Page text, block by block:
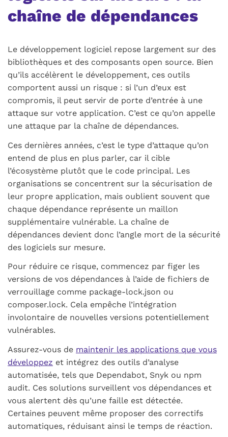
chaîne de dépendances
Le développement logiciel repose largement sur des
bibliothèques et des composants open source. Bien
qu’ils accélèrent le développement, ces outils
comportent aussi un risque : si l’un d’eux est
compromis, il peut servir de porte d’entrée à une
attaque sur votre application. C’est ce qu’on appelle
une attaque par la chaîne de dépendances.
​​Ces dernières années, c’est le type d’attaque qu’on
entend de plus en plus parler, car il cible
l’écosystème plutôt que le code principal. Les
organisations se concentrent sur la sécurisation de
leur propre application, mais oublient souvent que
chaque dépendance représente un maillon
supplémentaire vulnérable. La chaîne de
dépendances devient donc l’angle mort de la sécurité
des logiciels sur mesure.
Pour réduire ce risque, commencez par figer les
versions de vos dépendances à l’aide de fichiers de
verrouillage comme package-lock.json ou
composer.lock. Cela empêche l’intégration
involontaire de nouvelles versions potentiellement
vulnérables.
Assurez-vous de maintenir les applications que vous
développez et intégrez des outils d’analyse
automatisée, tels que Dependabot, Snyk ou npm
audit. Ces solutions surveillent vos dépendances et
vous alertent dès qu’une faille est détectée.
Certaines peuvent même proposer des correctifs
automatiques, réduisant ainsi le temps de réaction.